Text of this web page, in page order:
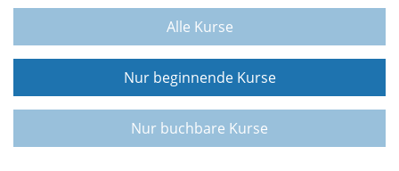
Alle Kurse
Nur beginnende Kurse
Nur buchbare Kurse